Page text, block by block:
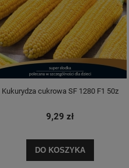
Kukurydza cukrowa SF 1280 F1 50z
9,29 zł
DO KOSZYKA